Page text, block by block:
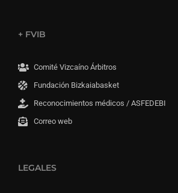
+ FVIB
Comité Vizcaíno Árbitros
Fundación Bizkaiabasket
Reconocimientos médicos / ASFEDEBI
Correo web
LEGALES